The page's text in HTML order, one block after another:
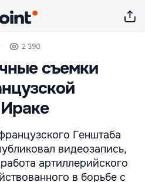
2 390
съемки
Генштаба
видеозапись,
артиллерийского
в борьбе с